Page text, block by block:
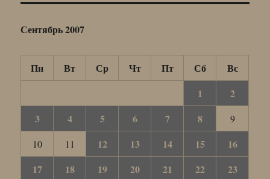
Сентябрь 2007
Пн Вт Ср Чт Пт Сб
Вс
1
2
3
4 5 6 7 8
9
10
11 12 13 14 15
16
17
18 19 20 21 22
23